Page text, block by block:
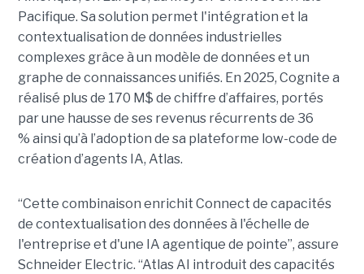
Pacifique. Sa solution permet l'intégration et la
contextualisation de données industrielles
complexes grâce à un modèle de données et un
graphe de connaissances unifiés. En 2025, Cognite a
réalisé plus de 170 M$ de chiffre d’affaires, portés
par une hausse de ses revenus récurrents de 36
% ainsi qu’à l’adoption de sa plateforme low-code de
création d’agents IA, Atlas.
“Cette combinaison enrichit Connect de capacités
de contextualisation des données à l'échelle de
l'entreprise et d'une IA agentique de pointe”, assure
Schneider Electric. “Atlas AI introduit des capacités